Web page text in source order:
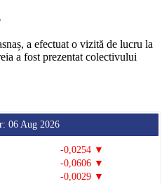
a efectuat o vizită de lucru la
a fost prezentat colectivului
06 Aug 2026
-0,0254 ▼
-0,0606 ▼
-0,0029 ▼